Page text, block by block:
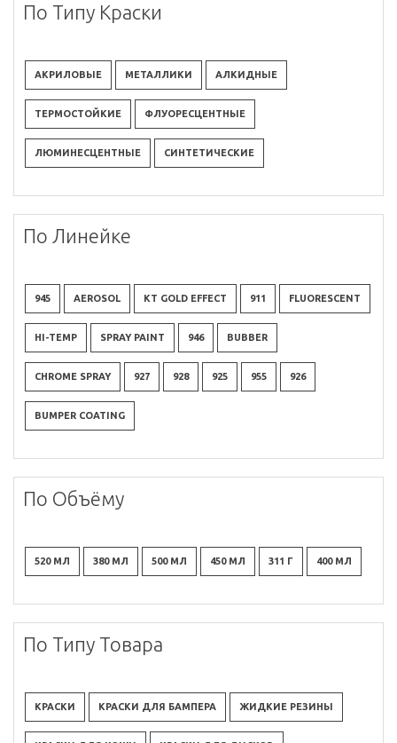
По Типу Краски
АКРИЛОВЫЕ МЕТАЛЛИКИ АЛКИДНЫЕ
ТЕРМОСТОЙКИЕ ФЛУОРЕСЦЕНТНЫЕ
ЛЮМИНЕСЦЕНТНЫЕ СИНТЕТИЧЕСКИЕ
По Линейке
945 AEROSOL KT GOLD EFFECT 911 FLUORESCENT
HI-TEMP SPRAY PAINT 946 BUBBER
CHROME SPRAY 927 928 925 955 926
BUMPER COATING
По Объёму
520 МЛ 380 МЛ 500 МЛ 450 МЛ 311 Г 400 МЛ
По Типу Товара
КРАСКИ КРАСКИ ДЛЯ БАМПЕРА ЖИДКИЕ РЕЗИНЫ